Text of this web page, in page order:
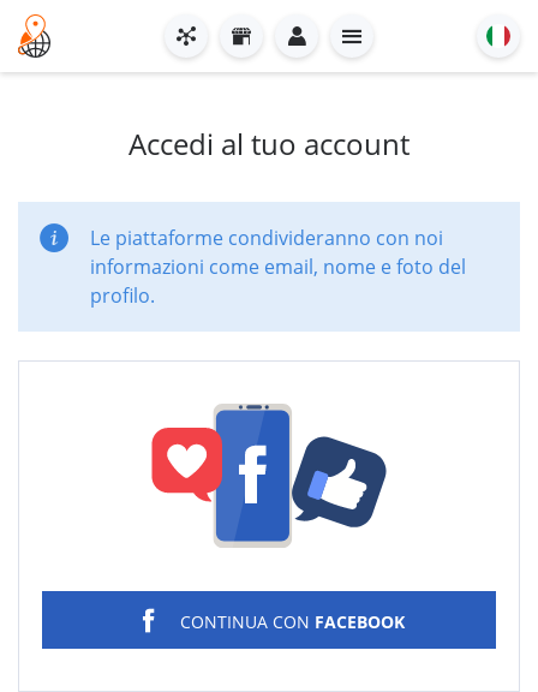
Accedi al tuo account
Le piattaforme condivideranno con noi
informazioni come email, nome e foto del
profilo.
CONTINUA CON FACEBOOK